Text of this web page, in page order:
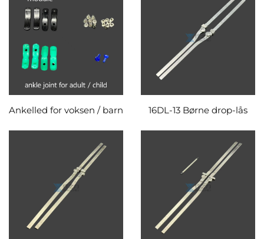
Ankelled for voksen / barn 16DL-13 Børne drop-lås